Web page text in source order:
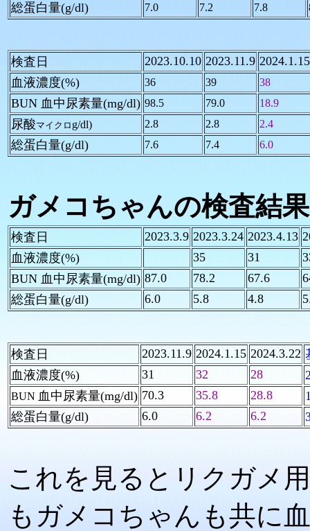
総蛋白量(g/dl) 7.0 7.2 7.8
検査日 2023.10.10 2023.11.9 2024.1.15
血液濃度(%)
36 39 38
BUN 血中尿素量(mg/dl) 98.5 79.0 18.9
尿酸マイクロ g/dl) 2.8 2.8 2.4
総蛋白量(g/dl) 7.6 7.4 6.0
ガメコちゃんの検査結果
検査日 2023.3.9 2023.3.24 2023.4.13
血液濃度(%) 35 31
BUN 血中尿素量(mg/dl) 87.0 78.2 67.6
総蛋白量(g/dl) 6.0 5.8 4.8
検査日 2023.11.9 2024.1.15 2024.3.22
血液濃度(%) 31 32 28
BUN 血中尿素量(mg/dl) 70.3 35.8 28.8
総蛋白量(g/dl) 6.0 6.2 6.2
これを見るとリクガメ
もガメコちゃんも共に